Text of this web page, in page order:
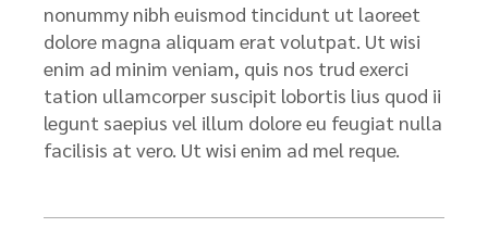
nonummy nibh euismod tincidunt ut laoreet
dolore magna aliquam erat volutpat. Ut wisi
enim ad minim veniam, quis nos trud exerci
tation ullamcorper suscipit lobortis lius quod ii
legunt saepius vel illum dolore eu feugiat nulla
facilisis at vero. Ut wisi enim ad mel reque.